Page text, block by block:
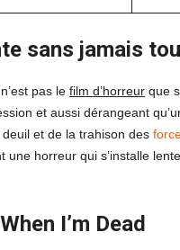
sans jamais
pas le film d’horreur que
et aussi dérangeant
et de la trahison des
une horreur qui s’installe
I’m Dead